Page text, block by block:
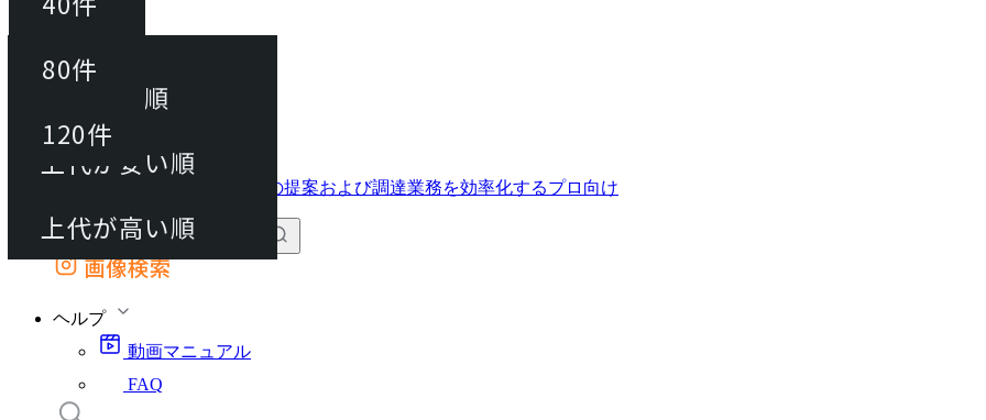
動画マニュアル
FAQ
カート
外部サイトの商品をカートに追加
画像検索
ヘルプ
動画マニュアル
FAQ
40件
80件
並び替え
おすすめ順
上代が安い順
上代が高い順
80件
120件